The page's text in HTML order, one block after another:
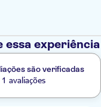
essa experiência
são verificadas
avaliações